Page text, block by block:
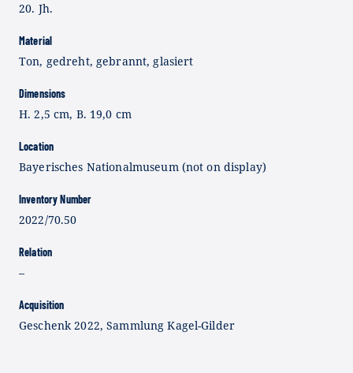
20. Jh.
Material
Ton, gedreht, gebrannt, glasiert
Dimensions
H. 2,5 cm, B. 19,0 cm
Location
Bayerisches Nationalmuseum (not on display)
Inventory Number
2022/70.50
Relation
–
Acquisition
Geschenk 2022, Sammlung Kagel-Gilder